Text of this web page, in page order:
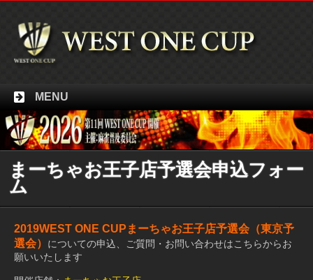
MENU
まーちゃお王子店予選会申込フォー
ム
2019WEST ONE CUPまーちゃお王子店予選会（東京予
選会） についての申込、ご質問・お問い合わせはこちらからお
願いいたします